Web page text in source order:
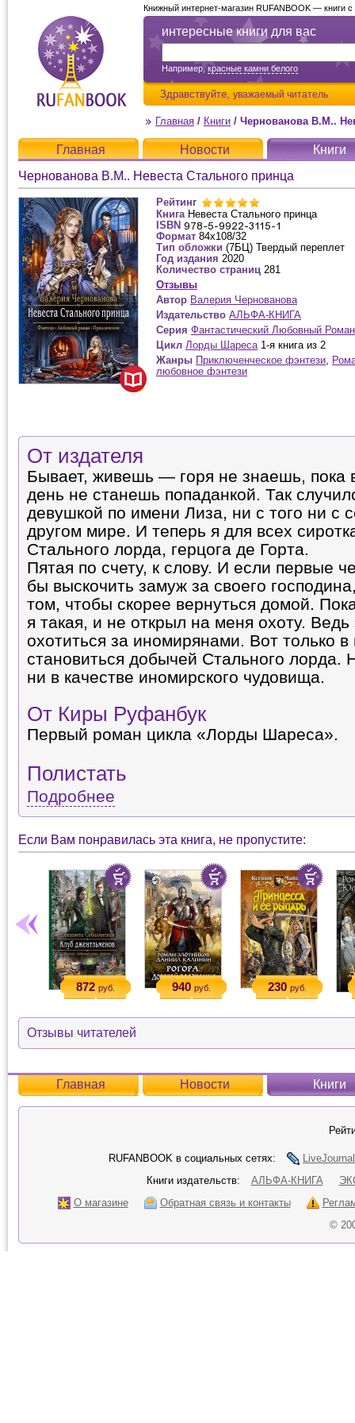
интересные книги для вас
Например,красные камни белого
Здравствуйте, уважаемый читатель
Книжный интернет-магазин RUFANBOOK — книги
Главная / Книги / Чернованова В.М..
Главная Новости
Книги
Чернованова В.М.. Невеста Стального принца
Рейтинг
Книга Невеста Стального принца
ISBN
Формат 84х108/32
Тип обложки (7БЦ) Твердый переплет
Год издания 2020
Количество страниц 281
Отзывы
Автор Валерия Чернованова
Издательство АЛЬФА-КНИГА
Серия Фантастический Любовный Роман
Цикл Лорды Шареса1-я книга из 2
Жанры Приключенческое фэнтези,
любовное фэнтези
От издателя
Бывает, живешь — горя не знаешь, пока
день не станешь попаданкой. Так
девушкой по имени Лиза, ни с того ни с
другом мире. И теперь я для всех
Стального лорда, герцога де Горта.
Пятая по счету, к слову. И если первые
бы выскочить замуж за своего
том, чтобы скорее вернуться домой.
я такая, и не открыл на меня охоту.
охотиться за иномирянами. Вот только
становиться добычей Стального лорда.
ни в качестве иномирского чудовища.
От Киры Руфанбук
Первый роман цикла «Лорды Шареса».
Полистать
Подробнее
Если Вам понравилась эта книга, не пропустите:
872 руб. 940 руб. 230 руб.
Отзывы читателей
Главная Новости Книги
RUFANBOOK в социальных сетях:
LiveJournal
Книги издательств:
АЛЬФА-КНИГА
О магазине
Обратная связь и контакты
©